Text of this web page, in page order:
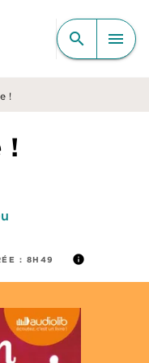
CONTENU
search menu
!
!
: 8H49 info